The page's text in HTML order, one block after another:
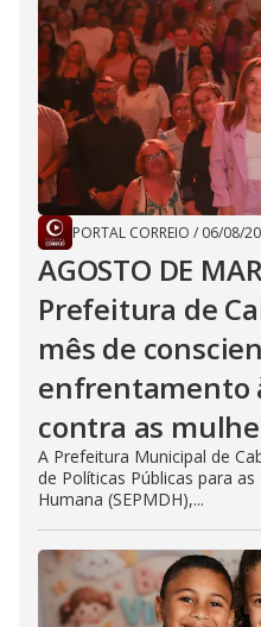
PORTAL CORREIO / 06/08/
AGOSTO DE
Prefeitura de
mês de
enfrentamento
contra as
A Prefeitura Municipal de
de Políticas Públicas para
Humana (SEPMDH),...